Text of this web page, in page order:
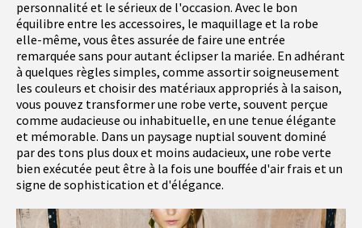
personnalité et le sérieux de l'occasion. Avec le bon
équilibre entre les accessoires, le maquillage et la robe
elle-même, vous êtes assurée de faire une entrée
remarquée sans pour autant éclipser la mariée. En adhérant
à quelques règles simples, comme assortir soigneusement
les couleurs et choisir des matériaux appropriés à la saison,
vous pouvez transformer une robe verte, souvent perçue
comme audacieuse ou inhabituelle, en une tenue élégante
et mémorable. Dans un paysage nuptial souvent dominé
par des tons plus doux et moins audacieux, une robe verte
bien exécutée peut être à la fois une bouffée d'air frais et un
signe de sophistication et d'élégance.